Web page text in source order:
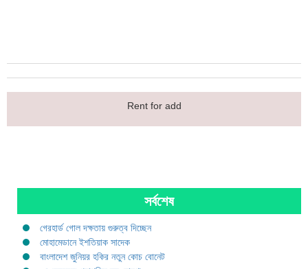
Rent for add
সর্বশেষ
গেরহার্ড গোল দক্ষতায় গুরুত্ব দিচ্ছেন
মোহামেডানে ইশতিয়াক সাদেক
বাংলাদেশ জুনিয়র হকির নতুন কোচ বোনেট